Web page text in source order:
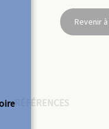
Revenir
RÉFÉRENCES